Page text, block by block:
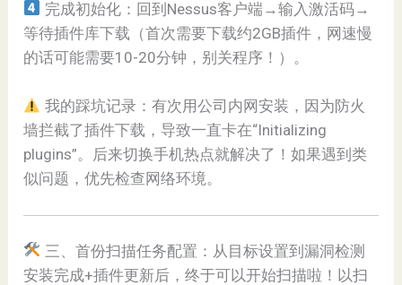
完成初始化：回到Nessus客户端→输入激活码→
等待插件库下载（首次需要下载约2GB插件，网速慢
的话可能需要10-20分钟，别关程序！）。
我的踩坑记录：有次用公司内网安装，因为防火
墙拦截了插件下载，导致一直卡在“Initializing
plugins”。后来切换手机热点就解决了！如果遇到类
似问题，优先检查网络环境。
三、首份扫描任务配置：从目标设置到漏洞检测
安装完成+插件更新后，终于可以开始扫描啦！以扫